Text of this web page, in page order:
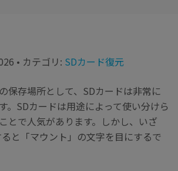
ックアップ
• カテゴリ: SDカード復元
保存場所として、SDカードは非常に
。SDカードは用途によって使い分けら
とで人気があります。しかし、いざ
と「マウント」の文字を目にするで